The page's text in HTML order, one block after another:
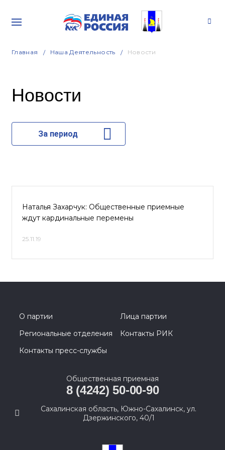
Главная Наша Деятельность Новости
Новости
За период
Наталья Захарчук: Общественные приемные
ждут кардинальные перемены
25.11.19
О партии
Лица партии
Региональные отделения
Контакты РИК
Контакты пресс-службы
Общественная приемная
8 (4242) 50-00-90
Сахалинская область, Южно-Сахалинск, ул.
Дзержинского, 40/1